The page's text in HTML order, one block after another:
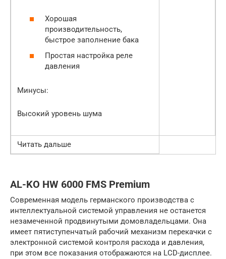
Хорошая
производительность,
быстрое заполнение бака
Простая настройка реле
давления
Минусы:
Высокий уровень шума
Читать дальше
AL-KO HW 6000 FMS Premium
Современная модель германского производства с
интеллектуальной системой управления не останется
незамеченной продвинутыми домовладельцами. Она
имеет пятиступенчатый рабочий механизм перекачки с
электронной системой контроля расхода и давления,
при этом все показания отображаются на LCD-дисплее.